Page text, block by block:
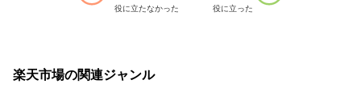
役に立たなかった 役に立った
楽天市場の関連ジャンル